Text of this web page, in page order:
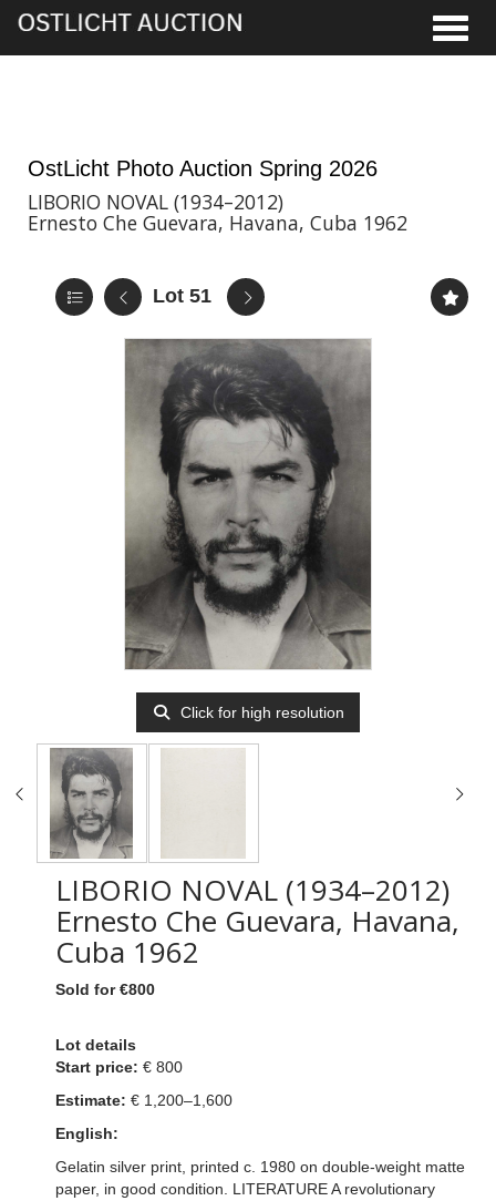
OstLicht Photo Auction Spring 2026
LIBORIO NOVAL (1934–2012)
Ernesto Che Guevara, Havana, Cuba 1962
Lot 51
Click for high resolution
LIBORIO NOVAL (1934–2012)
Ernesto Che Guevara, Havana,
Cuba 1962
Sold for €800
Lot details
Start price: € 800
Estimate: € 1,200–1,600
English:
Gelatin silver print, printed c. 1980 on double-weight matte
paper, in good condition. LITERATURE A revolutionary